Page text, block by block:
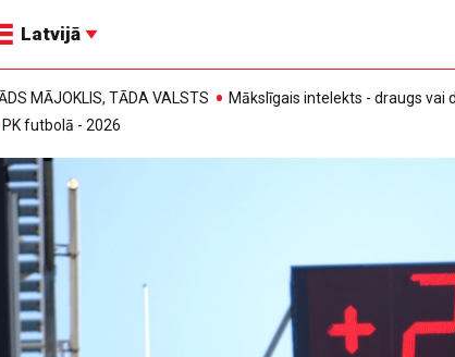
Latvijā
MĀJOKLIS, TĀDA VALSTS
Mākslīgais intelekts - draugs vai
PK futbolā - 2026